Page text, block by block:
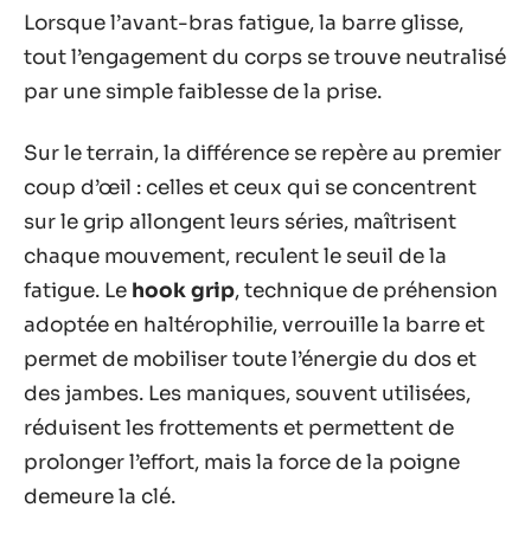
Lorsque l’avant-bras fatigue, la barre glisse,
tout l’engagement du corps se trouve neutralisé
par une simple faiblesse de la prise.
Sur le terrain, la différence se repère au premier
coup d’œil : celles et ceux qui se concentrent
sur le grip allongent leurs séries, maîtrisent
chaque mouvement, reculent le seuil de la
fatigue. Le hook grip, technique de préhension
adoptée en haltérophilie, verrouille la barre et
permet de mobiliser toute l’énergie du dos et
des jambes. Les maniques, souvent utilisées,
réduisent les frottements et permettent de
prolonger l’effort, mais la force de la poigne
demeure la clé.